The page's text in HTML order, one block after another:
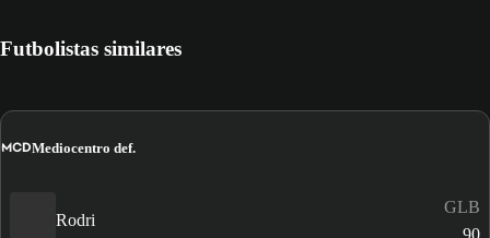
Futbolistas similares
MCDMediocentro def.
Rodri
GLB
90